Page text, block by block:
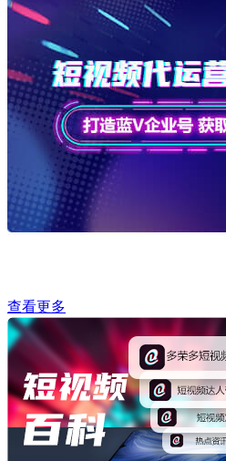
查看更多